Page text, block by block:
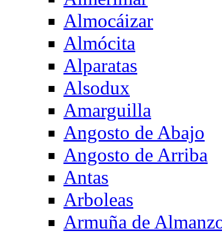
Almocáizar
Almócita
Alparatas
Alsodux
Amarguilla
Angosto de Abajo
Angosto de Arriba
Antas
Arboleas
Armuña de